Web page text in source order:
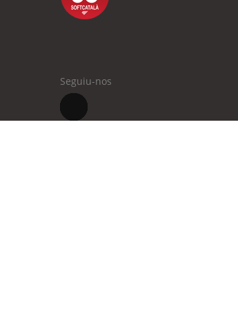
Seguiu-nos